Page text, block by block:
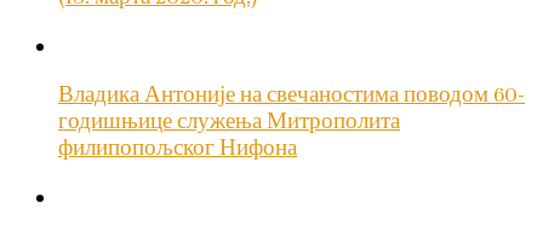
Владика Антоније на свечаностима поводом 60-
годишњице служења Митрополита
филипопољског Нифона